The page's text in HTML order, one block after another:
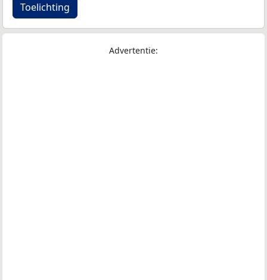
Toelichting
Advertentie: